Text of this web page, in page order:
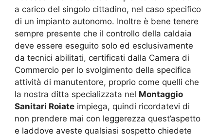
a carico del singolo cittadino, nel caso specifico
di un impianto autonomo. Inoltre è bene tenere
sempre presente che il controllo della caldaia
deve essere eseguito solo ed esclusivamente
da tecnici abilitati, certificati dalla Camera di
Commercio per lo svolgimento della specifica
attività di manutentore, proprio come quelli che
la nostra ditta specializzata nel Montaggio
Sanitari Roiate impiega, quindi ricordatevi di
non prendere mai con leggerezza quest’aspetto
e laddove aveste qualsiasi sospetto chiedete